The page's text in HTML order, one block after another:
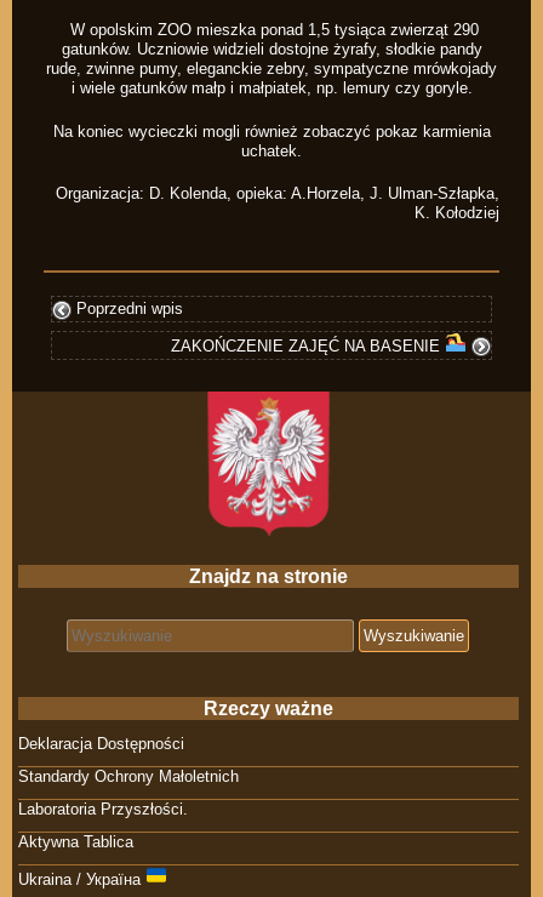
W opolskim ZOO mieszka ponad 1,5 tysiąca zwierząt 290
gatunków. Uczniowie widzieli dostojne żyrafy, słodkie pandy
rude, zwinne pumy, eleganckie zebry, sympatyczne mrówkojady
i wiele gatunków małp i małpiatek, np. lemury czy goryle.
Na koniec wycieczki mogli również zobaczyć pokaz karmienia
uchatek.
Organizacja: D. Kolenda, opieka: A.Horzela, J. Ulman-Szłapka,
K. Kołodziej
Poprzedni wpis
ZAKOŃCZENIE ZAJĘĆ NA BASENIE
Znajdz na stronie
Search for:
Rzeczy ważne
Deklaracja Dostępności
Standardy Ochrony Małoletnich
Laboratoria Przyszłości.
Aktywna Tablica
Ukraina / Україна